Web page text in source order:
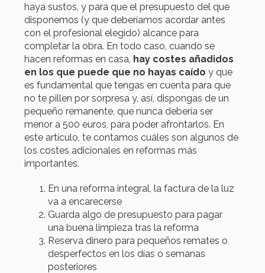
haya sustos, y para que el presupuesto del que
disponemos (y que deberíamos acordar antes
con el profesional elegido) alcance para
completar la obra. En todo caso, cuando se
hacen reformas en casa, hay costes añadidos
en los que puede que no hayas caído y que
es fundamental que tengas en cuenta para que
no te pillen por sorpresa y, así, dispongas de un
pequeño remanente, que nunca debería ser
menor a 500 euros, para poder afrontarlos. En
este artículo, te contamos cuáles son algunos de
los costes adicionales en reformas más
importantes.
En una reforma integral, la factura de la luz
va a encarecerse
Guarda algo de presupuesto para pagar
una buena limpieza tras la reforma
Reserva dinero para pequeños remates o
desperfectos en los días o semanas
posteriores